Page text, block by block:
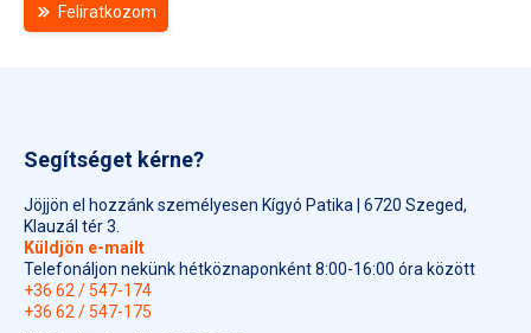
Feliratkozom
Segítséget kérne?
Jöjjön el hozzánk személyesen Kígyó Patika | 6720 Szeged,
Klauzál tér 3.
Küldjön e-mailt
Telefonáljon nekünk hétköznaponként 8:00-16:00 óra között
+36 62 / 547-174
+36 62 / 547-175